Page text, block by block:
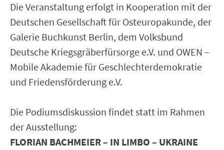
Die Veranstaltung erfolgt in Kooperation mit der
Deutschen Gesellschaft für Osteuropakunde, der
Galerie Buchkunst Berlin, dem Volksbund
Deutsche Kriegsgräberfürsorge e.V. und OWEN –
Mobile Akademie für Geschlechterdemokratie
und Friedensförderung e.V.
Die Podiumsdiskussion findet statt im Rahmen
der Ausstellung:
FLORIAN BACHMEIER – IN LIMBO – UKRAINE